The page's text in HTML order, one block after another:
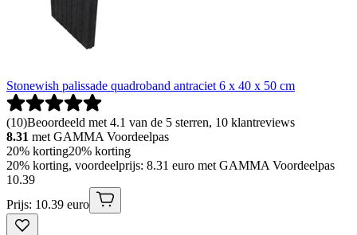
Stonewish palissade quadroband antraciet 6 x 40 x 50 cm
(10)Beoordeeld met 4.1 van de 5 sterren, 10 klantreviews
8.31 met GAMMA Voordeelpas
20% korting20% korting
20% korting, voordeelprijs: 8.31 euro met GAMMA Voordeelpas
10.39
Prijs: 10.39 euro